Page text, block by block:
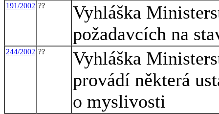
191/2002 ??
Vyhláška
požadavcích na
244/2002 ??
Vyhláška
provádí některá
o myslivosti